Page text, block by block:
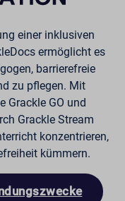
einer inklusiven
ermöglicht es
barrierefreie
zu pflegen. Mit
Grackle GO und
Grackle Stream
konzentrieren,
kümmern.